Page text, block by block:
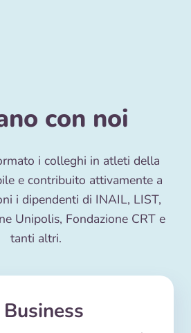
con noi
i colleghi in atleti della
e contribuito attivamente a
i dipendenti di INAIL, LIST,
Unipolis, Fondazione CRT e
tanti altri.